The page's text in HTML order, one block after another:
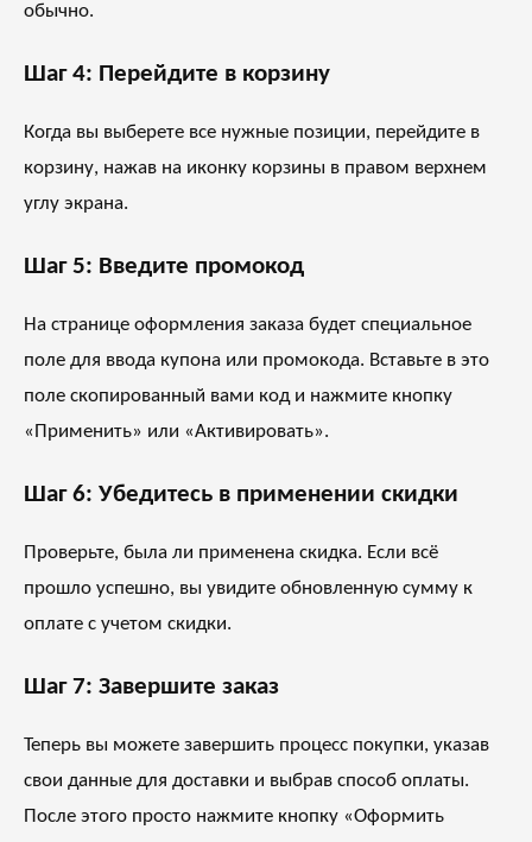
обычно.
Шаг 4: Перейдите в корзину
Когда вы выберете все нужные позиции, перейдите в
корзину, нажав на иконку корзины в правом верхнем
углу экрана.
Шаг 5: Введите промокод
На странице оформления заказа будет специальное
поле для ввода купона или промокода. Вставьте в это
поле скопированный вами код и нажмите кнопку
«Применить» или «Активировать».
Шаг 6: Убедитесь в применении скидки
Проверьте, была ли применена скидка. Если всё
прошло успешно, вы увидите обновленную сумму к
оплате с учетом скидки.
Шаг 7: Завершите заказ
Теперь вы можете завершить процесс покупки, указав
свои данные для доставки и выбрав способ оплаты.
После этого просто нажмите кнопку «Оформить